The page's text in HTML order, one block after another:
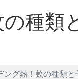
種類
ング熱！蚊の種類と